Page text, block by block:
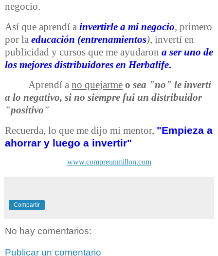
negocio.
Así que aprendí a invertirle a mi negocio, primero
por la educación (entrenamientos), invertí en
publicidad y cursos que me ayudaron a ser uno de
los mejores distribuidores en Herbalife.
Aprendí a no quejarme o sea "no" le invertí
a lo negativo, si no siempre fui un distribuidor
"positivo"
Recuerda, lo que me dijo mi mentor, "Empieza a
ahorrar y luego a invertir"
www.compreunmillon.com
Compartir
No hay comentarios:
Publicar un comentario